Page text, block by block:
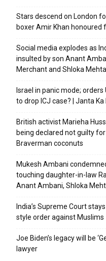
Stars descend on London
boxer Amir Khan honoured
Social media explodes as
insulted by son Anant
Merchant and Shloka Mehta
Israel in panic mode;
to drop ICJ case? | Janta
British activist Marieha
being declared not guilty
Braverman coconuts
Mukesh Ambani
touching daughter-in-law
Anant Ambani, Shloka
India’s Supreme Court
style order against Muslims
Joe Biden’s legacy will be
lawyer